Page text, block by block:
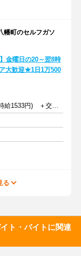
幡町のセルフガソ
金曜日の20～翌8時
大歓迎★1日1万500
時給1226円(22～翌5時は時給1533円) ＋交通費
る
ト・バイトに関連